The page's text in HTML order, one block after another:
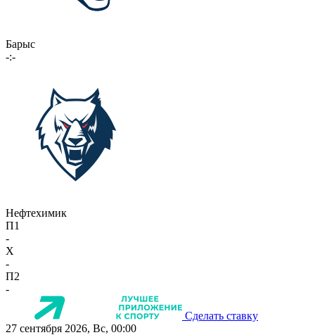
Барыс
-:-
Нефтехимик
П1
-
X
-
П2
-
Сделать ставку
27 сентября 2026, Вс, 00:00